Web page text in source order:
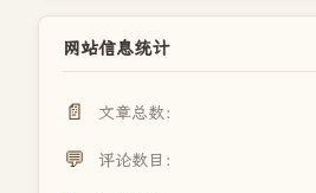
网站信息统计
📄 文章总数：
💬 评论数目：